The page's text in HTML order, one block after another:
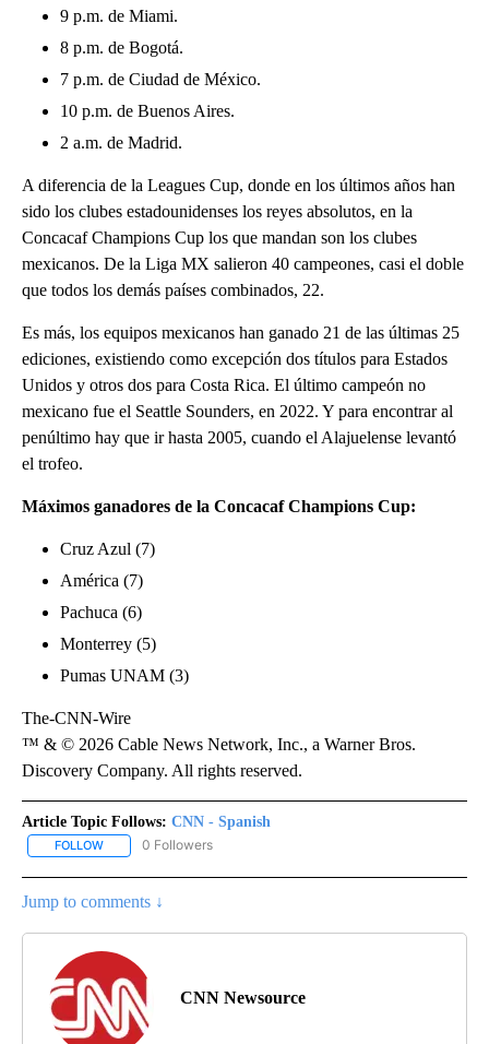
9 p.m. de Miami.
8 p.m. de Bogotá.
7 p.m. de Ciudad de México.
10 p.m. de Buenos Aires.
2 a.m. de Madrid.
A diferencia de la Leagues Cup, donde en los últimos años han
sido los clubes estadounidenses los reyes absolutos, en la
Concacaf Champions Cup los que mandan son los clubes
mexicanos. De la Liga MX salieron 40 campeones, casi el doble
que todos los demás países combinados, 22.
Es más, los equipos mexicanos han ganado 21 de las últimas 25
ediciones, existiendo como excepción dos títulos para Estados
Unidos y otros dos para Costa Rica. El último campeón no
mexicano fue el Seattle Sounders, en 2022. Y para encontrar al
penúltimo hay que ir hasta 2005, cuando el Alajuelense levantó
el trofeo.
Máximos ganadores de la Concacaf Champions Cup:
Cruz Azul (7)
América (7)
Pachuca (6)
Monterrey (5)
Pumas UNAM (3)
The-CNN-Wire
™ & © 2026 Cable News Network, Inc., a Warner Bros.
Discovery Company. All rights reserved.
Article Topic Follows: CNN - Spanish
FOLLOW FOLLOW "CNN - SPANISH" TO RECEIVE NOTIFICATIONS ABOUT
0 Followers
Jump to comments ↓
CNN Newsource